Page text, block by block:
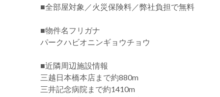
■全部屋対象／火災保険料／弊社負担で無料
■物件名フリガナ
パークハビオニンギョウチョウ
■近隣周辺施設情報
三越日本橋本店まで約880m
三井記念病院まで約1410m